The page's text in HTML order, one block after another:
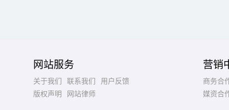
网站服务
关于我们 联系我们
用户反馈
版权声明
网站律师
营销
商务合
媒资合